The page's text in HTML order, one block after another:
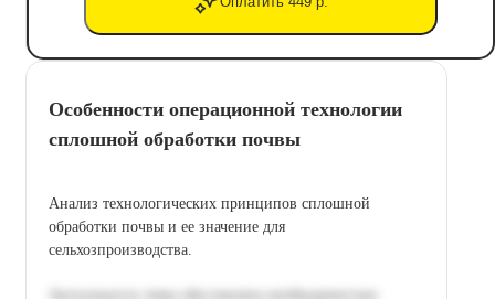
Особенности операционной технологии
сплошной обработки почвы
Анализ технологических принципов сплошной
обработки почвы и ее значение для
сельхозпроизводства.